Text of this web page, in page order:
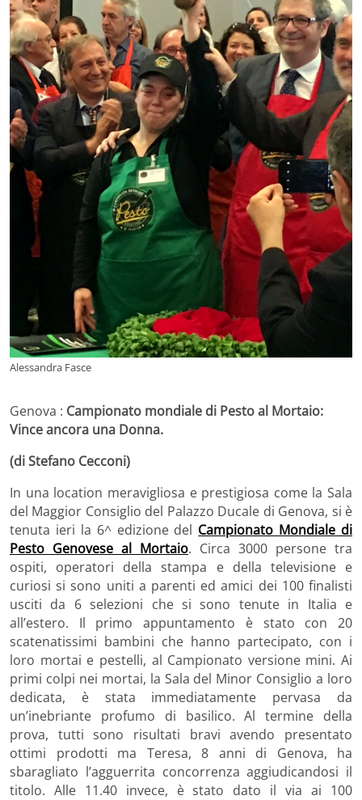
Alessandra Fasce
Genova : Campionato mondiale di Pesto al Mortaio:
Vince ancora una Donna.
(di Stefano Cecconi)
In una location meravigliosa e prestigiosa come la Sala
del Maggior Consiglio del Palazzo Ducale di Genova, si è
tenuta ieri la 6^ edizione del Campionato Mondiale di
Pesto Genovese al Mortaio. Circa 3000 persone tra
ospiti, operatori della stampa e della televisione e
curiosi si sono uniti a parenti ed amici dei 100 finalisti
usciti da 6 selezioni che si sono tenute in Italia e
all’estero. Il primo appuntamento è stato con 20
scatenatissimi bambini che hanno partecipato, con i
loro mortai e pestelli, al Campionato versione mini. Ai
primi colpi nei mortai, la Sala del Minor Consiglio a loro
dedicata, è stata immediatamente pervasa da
un’inebriante profumo di basilico. Al termine della
prova, tutti sono risultati bravi avendo presentato
ottimi prodotti ma Teresa, 8 anni di Genova, ha
sbaragliato l’agguerrita concorrenza aggiudicandosi il
titolo. Alle 11.40 invece, è stato dato il via ai 100